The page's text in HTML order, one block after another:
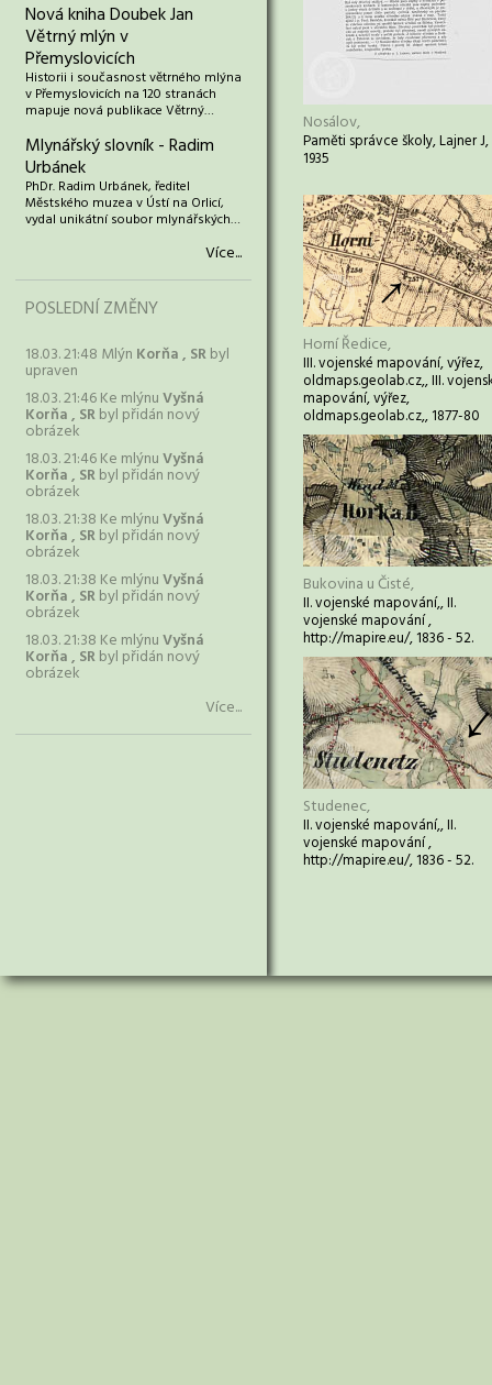
Nová kniha Doubek Jan
Větrný mlýn v
Přemyslovicích
Historii i současnost větrného mlýna
v Přemyslovicích na 120 stranách
mapuje nová publikace Větrný…
Mlynářský slovník - Radim
Urbánek
PhDr. Radim Urbánek, ředitel
Městského muzea v Ústí na Orlicí,
vydal unikátní soubor mlynářských…
Více...
POSLEDNÍ ZMĚNY
18.03. 21:48 Mlýn Korňa , SRbyl
upraven
18.03. 21:46 Ke mlýnuVyšná
Korňa , SRbyl přidán nový
obrázek
18.03. 21:46 Ke mlýnuVyšná
Korňa , SRbyl přidán nový
obrázek
18.03. 21:38 Ke mlýnuVyšná
Korňa , SRbyl přidán nový
obrázek
18.03. 21:38 Ke mlýnuVyšná
Korňa , SRbyl přidán nový
obrázek
18.03. 21:38 Ke mlýnuVyšná
Korňa , SRbyl přidán nový
obrázek
Více...
Nosálov,
Paměti správce školy, Lajner J,
1935
Horní Ředice,
III. vojenské mapování, výřez,
oldmaps.geolab.cz,, III.
mapování, výřez,
oldmaps.geolab.cz,, 1877-80
Bukovina u Čisté,
II. vojenské mapování,, II.
vojenské mapování ,
http://mapire.eu/, 1836 - 52.
Studenec,
II. vojenské mapování,, II.
vojenské mapování ,
http://mapire.eu/, 1836 - 52.